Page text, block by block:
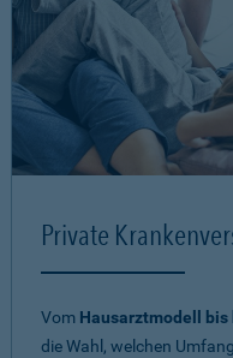
Private
Vom Hausarztmodell
die Wahl, welchen